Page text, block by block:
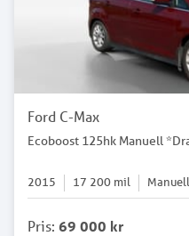
Ford C-Max
Ecoboost 125hk Manuell
2015 17 200 mil Manuell
Pris: 69 000 kr